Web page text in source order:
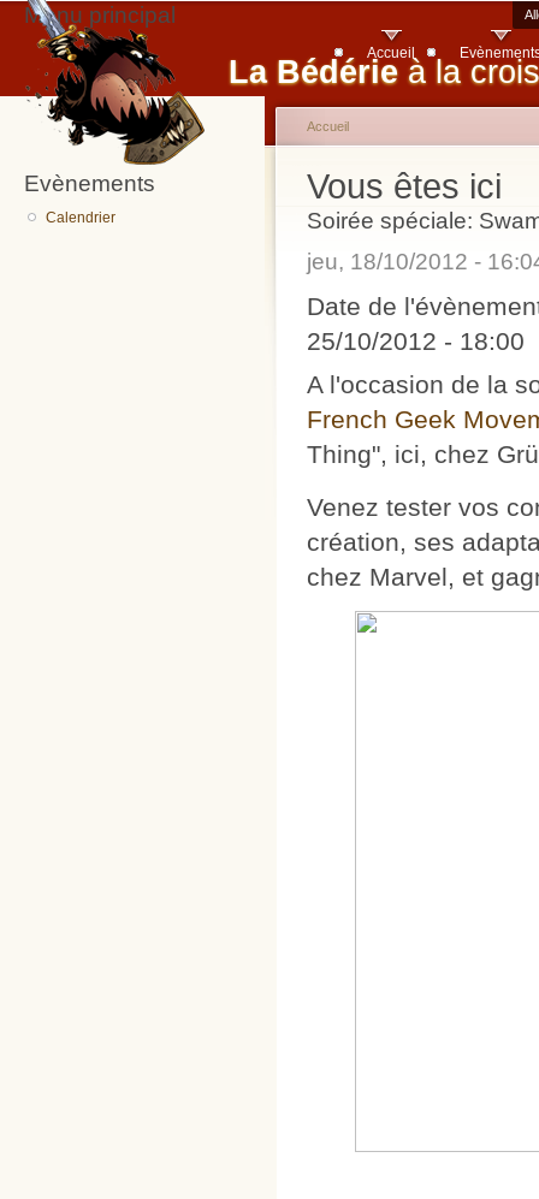
La Bédérie à la
Menu principal
Accueil
Evènements
Calendrier
Vous êtes ici
Accueil
Soirée spéciale:
jeu, 18/10/2012 -
Date de
25/10/2012 - 18:00
A l'occasion de la
French Geek
Thing", ici, chez
Venez tester vos
création, ses
chez Marvel, et